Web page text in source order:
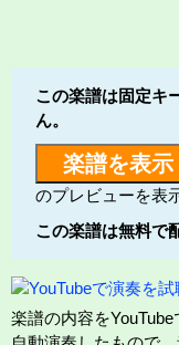
この楽譜は固定キ
ん。
のプレビューを表
この楽譜は無料で
楽譜の内容を